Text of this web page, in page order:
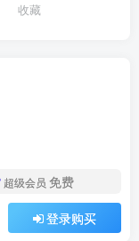
收藏
超级会员 免费
登录购买